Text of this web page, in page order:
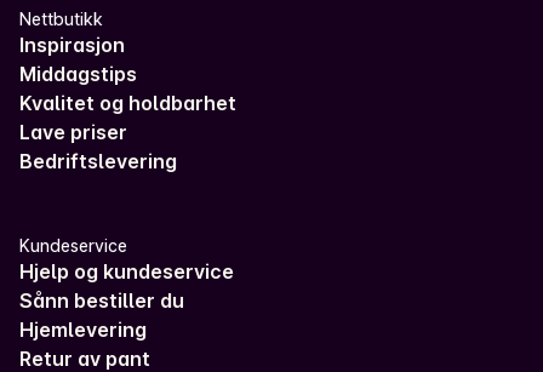
Nettbutikk
Inspirasjon
Middagstips
Kvalitet og holdbarhet
Lave priser
Bedriftslevering
Kundeservice
Hjelp og kundeservice
Sånn bestiller du
Hjemlevering
Retur av pant